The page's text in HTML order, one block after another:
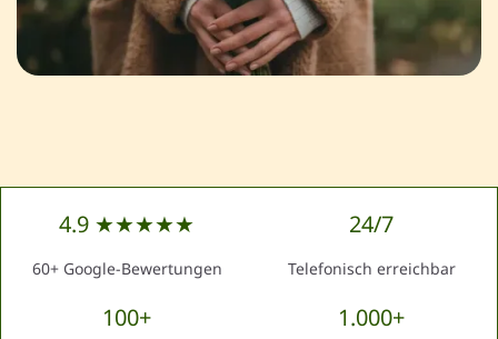
4.9 ★★★★★
60+ Google-Bewertungen
24/7
Telefonisch erreichbar
100+ 1.000+